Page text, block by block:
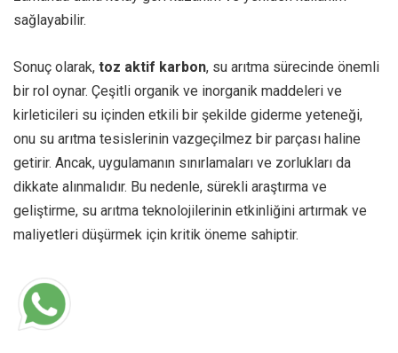
sağlayabilir.
Sonuç olarak, toz aktif karbon, su arıtma sürecinde önemli
bir rol oynar. Çeşitli organik ve inorganik maddeleri ve
kirleticileri su içinden etkili bir şekilde giderme yeteneği,
onu su arıtma tesislerinin vazgeçilmez bir parçası haline
getirir. Ancak, uygulamanın sınırlamaları ve zorlukları da
dikkate alınmalıdır. Bu nedenle, sürekli araştırma ve
geliştirme, su arıtma teknolojilerinin etkinliğini artırmak ve
maliyetleri düşürmek için kritik öneme sahiptir.